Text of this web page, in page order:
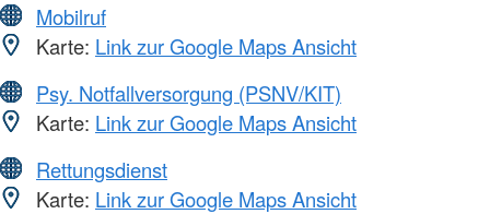
Mobilruf
Karte: Link zur Google Maps Ansicht
Psy. Notfallversorgung (PSNV/KIT)
Karte: Link zur Google Maps Ansicht
Rettungsdienst
Karte: Link zur Google Maps Ansicht